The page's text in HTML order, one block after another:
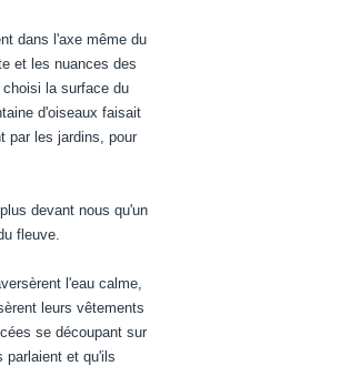
dans l'axe même du
et les nuances des
la surface du
d'oiseaux faisait
par les jardins, pour
devant nous qu'un
fleuve.
l'eau calme,
leurs vêtements
se découpant sur
parlaient et qu'ils